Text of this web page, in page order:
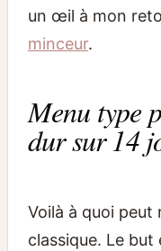
un œil à mon
minceur.
Menu type
dur sur 14
Voilà à quoi peut
classique. Le